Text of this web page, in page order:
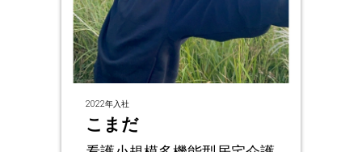
2022年入社
こまだ